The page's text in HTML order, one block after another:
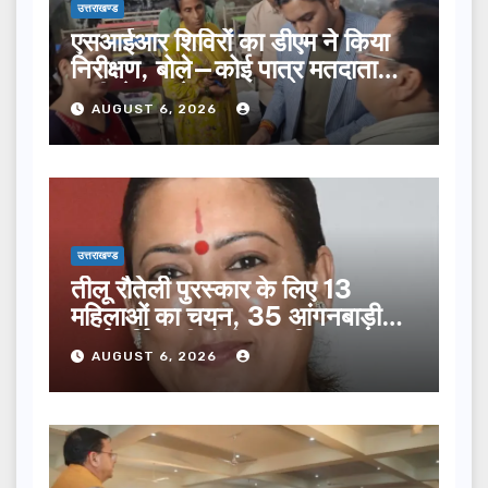
उत्तराखण्ड
एसआईआर शिविरों का डीएम ने किया
निरीक्षण, बोले—कोई पात्र मतदाता
सूची से न छूटे…
AUGUST 6, 2026
उत्तराखण्ड
तीलू रौतेली पुरस्कार के लिए 13
महिलाओं का चयन, 35 आंगनबाड़ी
कार्यकर्तियां भी होंगी सम्मानित…
AUGUST 6, 2026